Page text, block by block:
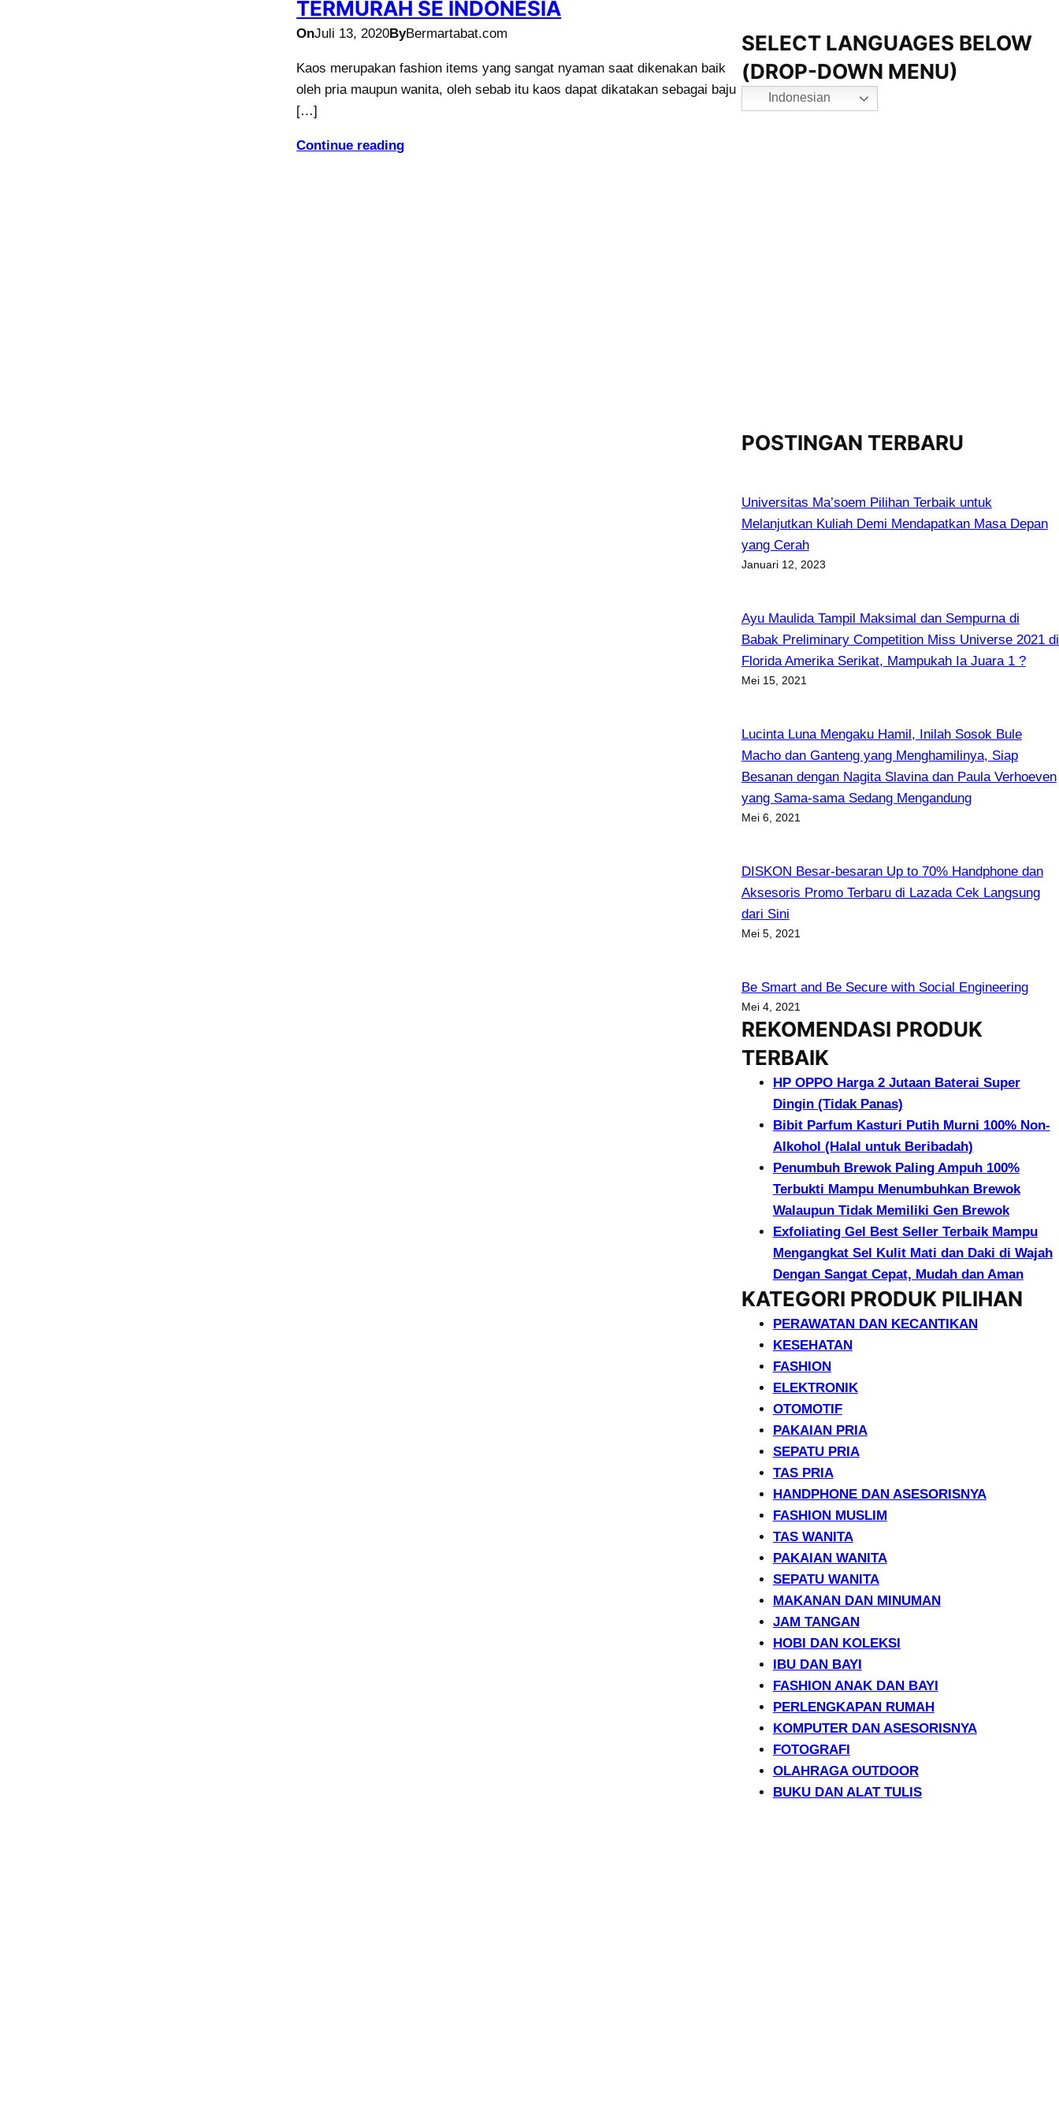
TERMURAH SE INDONESIA
OnJuli 13, 2020ByBermartabat.com
Kaos merupakan fashion items yang sangat nyaman saat dikenakan baik
oleh pria maupun wanita, oleh sebab itu kaos dapat dikatakan sebagai baju
[…]
Continue reading
SELECT LANGUAGES BELOW
(DROP-DOWN MENU)
Indonesian
POSTINGAN TERBARU
Universitas Ma’soem Pilihan Terbaik untuk
Melanjutkan Kuliah Demi Mendapatkan Masa Depan
yang Cerah
Januari 12, 2023
Ayu Maulida Tampil Maksimal dan Sempurna di
Babak Preliminary Competition Miss Universe 2021 di
Florida Amerika Serikat, Mampukah Ia Juara 1 ?
Mei 15, 2021
Lucinta Luna Mengaku Hamil, Inilah Sosok Bule
Macho dan Ganteng yang Menghamilinya, Siap
Besanan dengan Nagita Slavina dan Paula Verhoeven
yang Sama-sama Sedang Mengandung
Mei 6, 2021
DISKON Besar-besaran Up to 70% Handphone dan
Aksesoris Promo Terbaru di Lazada Cek Langsung
dari Sini
Mei 5, 2021
Be Smart and Be Secure with Social Engineering
Mei 4, 2021
REKOMENDASI PRODUK
TERBAIK
HP OPPO Harga 2 Jutaan Baterai Super
Dingin (Tidak Panas)
Bibit Parfum Kasturi Putih Murni 100% Non-
Alkohol (Halal untuk Beribadah)
Penumbuh Brewok Paling Ampuh 100%
Terbukti Mampu Menumbuhkan Brewok
Walaupun Tidak Memiliki Gen Brewok
Exfoliating Gel Best Seller Terbaik Mampu
Mengangkat Sel Kulit Mati dan Daki di Wajah
Dengan Sangat Cepat, Mudah dan Aman
KATEGORI PRODUK PILIHAN
PERAWATAN DAN KECANTIKAN
KESEHATAN
FASHION
ELEKTRONIK
OTOMOTIF
PAKAIAN PRIA
SEPATU PRIA
TAS PRIA
HANDPHONE DAN ASESORISNYA
FASHION MUSLIM
TAS WANITA
PAKAIAN WANITA
SEPATU WANITA
MAKANAN DAN MINUMAN
JAM TANGAN
HOBI DAN KOLEKSI
IBU DAN BAYI
FASHION ANAK DAN BAYI
PERLENGKAPAN RUMAH
KOMPUTER DAN ASESORISNYA
FOTOGRAFI
OLAHRAGA OUTDOOR
BUKU DAN ALAT TULIS